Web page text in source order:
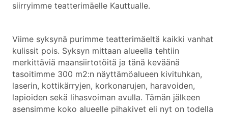
siirryimme teatterimäelle Kauttualle.
Viime syksynä purimme teatterimäeltä kaikki vanhat
kulissit pois. Syksyn mittaan alueella tehtiin
merkittäviä maansiirtotöitä ja tänä keväänä
tasoitimme 300 m2:n näyttämöalueen kivituhkan,
laserin, kottikärryjen, korkonarujen, haravoiden,
lapioiden sekä lihasvoiman avulla. Tämän jälkeen
asensimme koko alueelle pihakivet eli nyt on todella